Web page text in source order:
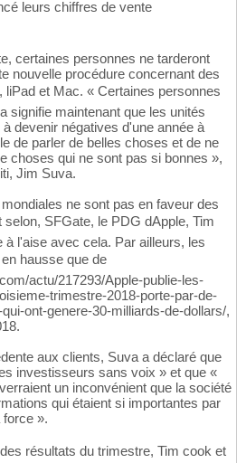
leurs chiffres de vente
certaines personnes ne tarderont
nouvelle procédure concernant des
liPad et Mac. « Certaines personnes
signifie maintenant que les unités
devenir négatives d'une année à
de parler de belles choses et de ne
choses qui ne sont pas si bonnes »,
Jim Suva.
ne sont pas en faveur des
SFGate, le PDG dApple, Tim
à l'aise avec cela. Par ailleurs, les
en hausse que de
actu/217293/Apple-publie-les-
trimestre-2018-porte-par-de-
ont-genere-30-milliards-de-dollars/,
aux clients, Suva a déclaré que
investisseurs sans voix » et que «
un inconvénient que la société
qui étaient si importantes par
».
des résultats du trimestre, Tim cook et